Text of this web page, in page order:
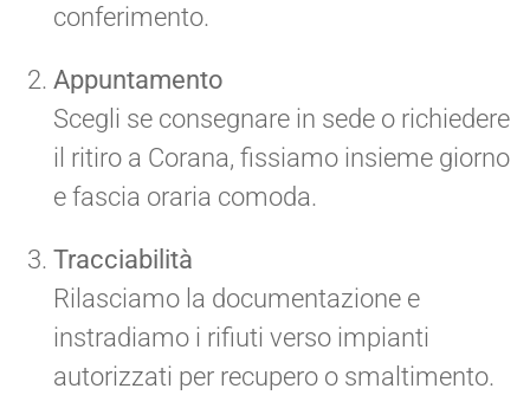
conferimento.
Appuntamento
Scegli se consegnare in sede o richiedere
il ritiro a Corana, fissiamo insieme giorno
e fascia oraria comoda.
Tracciabilità
Rilasciamo la documentazione e
instradiamo i rifiuti verso impianti
autorizzati per recupero o smaltimento.